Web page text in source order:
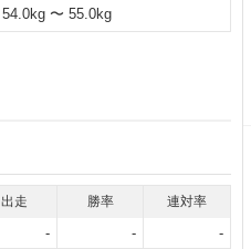
54.0kg 〜 55.0kg
出走 勝率 連対率
- -
-